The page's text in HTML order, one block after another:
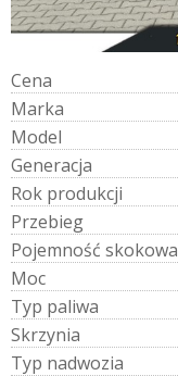
Cena
Marka
Model
Generacja
Rok produkcji
Przebieg
Pojemność skokowa
Moc
Typ paliwa
Skrzynia
Typ nadwozia